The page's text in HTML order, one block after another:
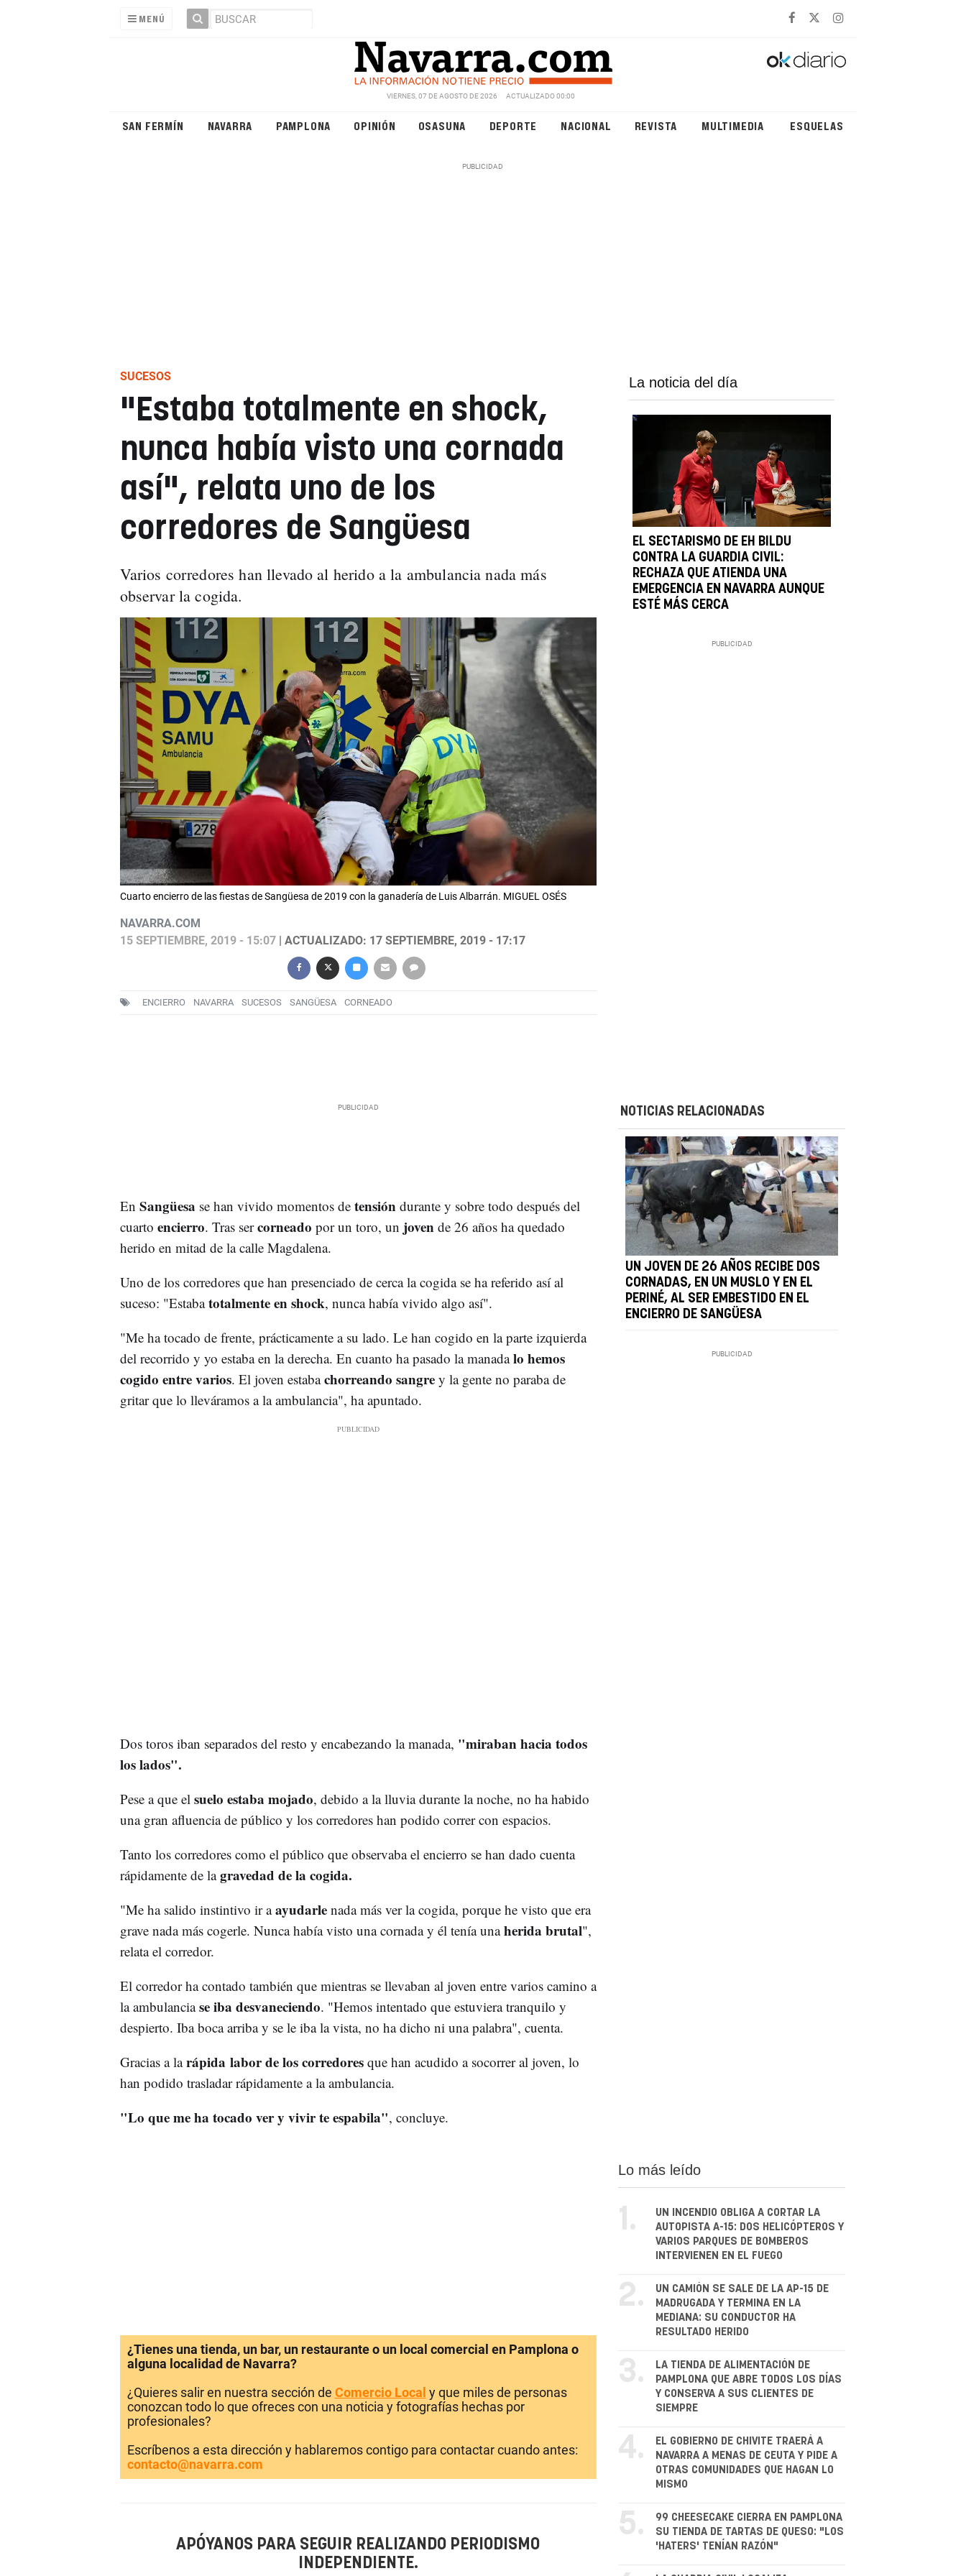
MENÚ
VIERNES, 07 DE AGOSTO DE 2026 ACTUALIZADO 00:00
SAN FERMÍN NAVARRA PAMPLONA OPINIÓN OSASUNA DEPORTE NACIONAL REVISTA MULTIMEDIA ESQUELAS
SUCESOS
"Estaba totalmente en shock,
nunca había visto una cornada
así", relata uno de los
corredores de Sangüesa
Varios corredores han llevado al herido a la ambulancia nada más
observar la cogida.
Cuarto encierro de las fiestas de Sangüesa de 2019 con la ganadería de Luis Albarrán. MIGUEL OSÉS
NAVARRA.COM
15 SEPTIEMBRE, 2019 - 15:07| ACTUALIZADO: 17 SEPTIEMBRE, 2019 - 17:17
ENCIERRO NAVARRA SUCESOS SANGÜESA CORNEADO
La noticia del día
EL SECTARISMO DE EH BILDU
CONTRA LA GUARDIA CIVIL:
RECHAZA QUE ATIENDA UNA
EMERGENCIA EN NAVARRA AUNQUE
ESTÉ MÁS CERCA
En Sangüesa se han vivido momentos de tensión durante y sobre todo después del
cuarto encierro. Tras sercorneado por un toro, un joven de 26 años ha quedado
herido en mitad de la calle Magdalena.
Uno de los corredores que han presenciado de cerca la cogida se ha referido así al
suceso: "Estabatotalmente en shock, nunca había vivido algo así".
"Me ha tocado de frente, prácticamente a su lado. Le han cogido en la parte izquierda
del recorrido y yo estaba en la derecha. En cuanto ha pasado la manadalo hemos
cogido entre varios. El joven estabachorreando sangrey la gente no paraba de
gritar que lo lleváramos a la ambulancia", ha apuntado.
Dos toros iban separados del resto y encabezando la manada, "miraban hacia todos
los lados".
Pese a que elsuelo estaba mojado, debido a la lluvia durante la noche, no ha habido
una gran afluencia de público y los corredores han podido correr con espacios.
Tanto los corredores como el público que observaba el encierro se han dado cuenta
rápidamente de lagravedad de la cogida.
"Me ha salido instintivo ir aayudarle nada más ver la cogida, porque he visto que era
grave nada más cogerle. Nunca había visto una cornada y él tenía unaherida brutal",
relata el corredor.
El corredor ha contado también que mientras se llevaban al joven entre varios camino a
la ambulanciase iba desvaneciendo. "Hemos intentado que estuviera tranquilo y
despierto. Iba boca arriba y se le iba la vista, no ha dicho ni una palabra", cuenta.
Gracias a larápida labor de los corredoresque han acudido a socorrer al joven, lo
han podido trasladar rápidamente a la ambulancia.
"Lo que me ha tocado ver y vivir te espabila", concluye.
NOTICIAS RELACIONADAS
UN JOVEN DE 26 AÑOS RECIBE DOS
CORNADAS, EN UN MUSLO Y EN EL
PERINÉ, AL SER EMBESTIDO EN EL
ENCIERRO DE SANGÜESA
¿Tienes una tienda, un bar, un restaurante o un local comercial en Pamplona o
alguna localidad de Navarra?
¿Quieres salir en nuestra sección de Comercio Local y que miles de personas
conozcan todo lo que ofreces con una noticia y fotografías hechas por
profesionales?
Escríbenos a esta dirección y hablaremos contigo para contactar cuando antes:
contacto@navarra.com
APÓYANOS PARA SEGUIR REALIZANDO PERIODISMO
INDEPENDIENTE.
Lo más leído
1.
UN INCENDIO OBLIGA A CORTAR LA
AUTOPISTA A-15: DOS HELICÓPTEROS Y
VARIOS PARQUES DE BOMBEROS
INTERVIENEN EN EL FUEGO
2.
UN CAMIÓN SE SALE DE LA AP-15 DE
MADRUGADA Y TERMINA EN LA
MEDIANA: SU CONDUCTOR HA
RESULTADO HERIDO
3.
LA TIENDA DE ALIMENTACIÓN DE
PAMPLONA QUE ABRE TODOS LOS DÍAS
Y CONSERVA A SUS CLIENTES DE
SIEMPRE
4.
EL GOBIERNO DE CHIVITE TRAERÁ A
NAVARRA A MENAS DE CEUTA Y PIDE A
OTRAS COMUNIDADES QUE HAGAN LO
MISMO
5.
99 CHEESECAKE CIERRA EN PAMPLONA
SU TIENDA DE TARTAS DE QUESO: "LOS
'HATERS' TENÍAN RAZÓN"